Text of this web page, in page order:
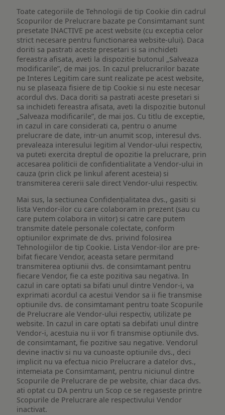
Toate categoriile de Tehnologii de tip Cookie din cadrul
Scopurilor de Prelucrare bazate pe Consimtamant sunt
presetate INACTIVE pe acest website (cu exceptia celor
strict necesare pentru functionarea website-ului). Daca
doriti sa pastrati aceste presetari si sa inchideti
fereastra afisata, aveti la dispozitie butonul „Salveaza
modificarile”, de mai jos. In cazul prelucrarilor bazate
pe Interes Legitim care sunt realizate pe acest website,
nu se plaseaza fisiere de tip Cookie si nu este necesar
acordul dvs. Daca doriti sa pastrati aceste presetari si
sa inchideti fereastra afisata, aveti la dispozitie butonul
„Salveaza modificarile”, de mai jos. Cu titlu de exceptie,
in cazul in care considerati ca, pentru o anume
prelucrare de date, intr-un anumit scop, interesul dvs.
prevaleaza interesului legitim al Vendor-ului respectiv,
va puteti exercita dreptul de opozitie la prelucrare, prin
accesarea politicii de confidentialitate a Vendor-ului in
cauza (prin click pe linkul aferent acesteia) si
transmiterea cererii sale direct Vendor-ului respectiv.
Mai sus, la sectiunea Confidențialitatea dvs., gasiti si
lista Vendor-ilor cu care colaboram in prezent (sau cu
care putem colabora in viitor) si catre care putem
transmite datele personale colectate, conform
optiunilor exprimate de dvs. privind folosirea
Tehnologiilor de tip Cookie. Lista Vendor-ilor are pre-
bifat fiecare Vendor, aceasta setare permitand
transmiterea optiunii dvs. de consimtamant pentru
fiecare Vendor, fie ca este pozitiva sau negativa. In
cazul in care optati sa bifati unul dintre Vendor-i, va
exprimati acordul ca acestui Vendor sa ii fie transmise
optiunile dvs. de consimtamant pentru toate Scopurile
de Prelucrare ale Vendor-ului respectiv, utilizate pe
website. In cazul in care optati sa debifati unul dintre
Vendor-i, acestuia nu ii vor fi transmise optiunile dvs.
de consimtamant, fie pozitive sau negative. Vendorul
devine inactiv si nu va cunoaste optiunile dvs., deci
implicit nu va efectua nicio Prelucrare a datelor dvs.,
intemeiata pe Consimtamant, pentru niciunul dintre
Scopurile de Prelucrare de pe website, chiar daca dvs.
ati optat cu DA pentru un Scop ce se regaseste printre
Scopurile de Prelucrare ale respectivului Vendor
inactivat.